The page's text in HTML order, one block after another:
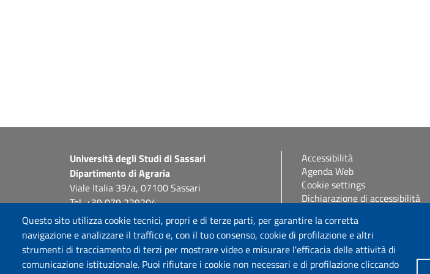
Questo sito utilizza cookie tecnici, propri e di terze parti, per garantire la corretta
navigazione e analizzare il traffico e, con il tuo consenso, cookie di profilazione e altri
strumenti di tracciamento di terzi per mostrare video e misurare l'efficacia delle attività di
comunicazione istituzionale. Puoi rifiutare i cookie non necessari e di profilazione cliccando
Università degli Studi di Sassari
Dipartimento di Agraria
Viale Italia 39/a, 07100 Sassari
Tel. +39 079 229204
PEC: dip.agraria@pec.uniss.it
www.uniss.it
Accessibilità
Agenda Web
Cookie settings
Dichiarazione di accessibilità
Self Studenti
eUniss